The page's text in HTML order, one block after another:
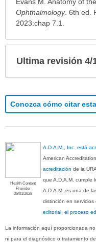
sido
Ophthalmology. 6th ed.
2023:chap 7.1.
Ultima revisión 4/
Conozca cómo citar
Health Content
Provider
06/01/2028
A.D.A.M., Inc. está
American
acreditación de la
que A.D.A.M. cumple
A.D.A.M. es una de
distinción en
editorial, el proceso
La información aquí proporcionada
ni para el diagnóstico o tratamiento